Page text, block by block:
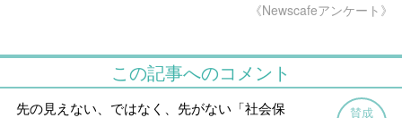
《Newscafeアンケート》